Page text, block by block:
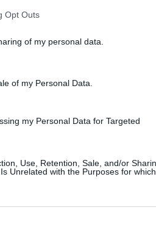
Opt Outs
of my personal data.
of my Personal Data.
my Personal Data for Targeted
Use, Retention, Sale, and/or
Unrelated with the Purposes for